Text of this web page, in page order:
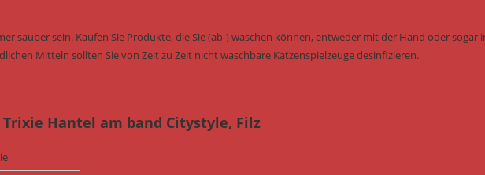
sauber sein. Kaufen Sie Produkte, die Sie (ab-) waschen können, entweder mit der Hand oder sogar
Mitteln sollten Sie von Zeit zu Zeit nicht waschbare Katzenspielzeuge desinfizieren.
Hantel am band Citystyle, Filz